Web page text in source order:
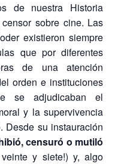
de nuestra Historia
sobre cine. Las
existieron siempre
que por diferentes
de una atención
orden e instituciones
se adjudicaban el
y la supervivencia
Desde su instauración
censuró o mutiló
veinte y siete!) y, algo